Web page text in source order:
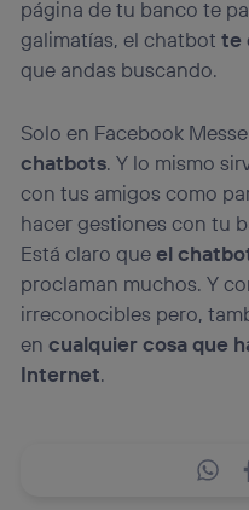
página de tu banco te
galimatías, el chatbotte
que andas buscando.
Solo en Facebook
chatbots. Y lo mismo
con tus amigos como
hacer gestiones con tu
Está claro queel
proclaman muchos. Y
irreconocibles pero,
encualquier cosa que
Internet.